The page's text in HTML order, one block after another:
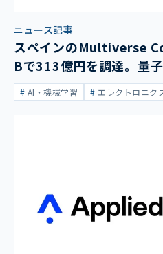
ニュース記事
スペインのMultiverse
Bで313億円を調達。量
方でLLMを圧縮する技術
AI・機械学習 エレクトロニク